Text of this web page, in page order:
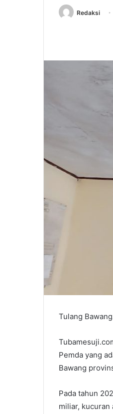
Redaksi
Tulang
Pemda yang
Bawang
Pada tahun
miliar, kucuran